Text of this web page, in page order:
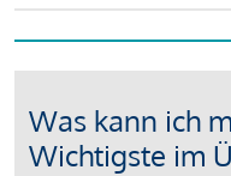
Was kann ich
Wichtigste im